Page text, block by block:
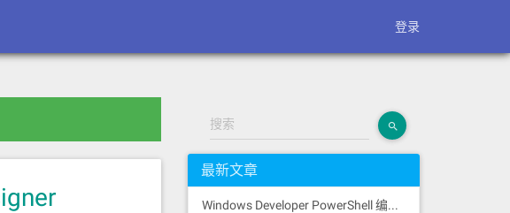
登录
搜索
最新文章
Windows Developer PowerShell 编译 Qt Quick Designer components 时遇到的奇怪报错与解决方式